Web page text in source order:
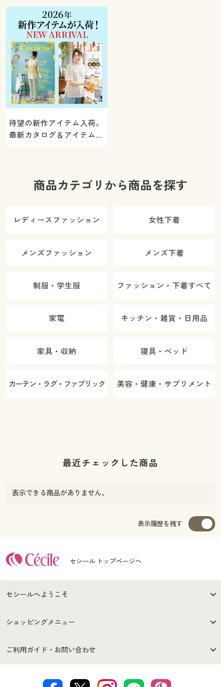
ト！
待望の新作アイテム入荷。
最新カタログ＆アイテムを
商品カテゴリから商品を探す
レディースファッション 女性下着
メンズファッション メンズ下着
制服・学生服 ファッション・下着すべて
家電 キッチン・雑貨・日用品
家具・収納 寝具・ベッド
カーテン・ラグ・ファブリック 美容・健康・サプリメント
最近チェックした商品
表示できる商品がありません。
表示履歴を残す
セシール トップページへ
セシールへようこそ
はじめての方へ
セシールご利用規約
ショッピングメニュー
商品カテゴリ
ご利用ガイド・お問い合わせ